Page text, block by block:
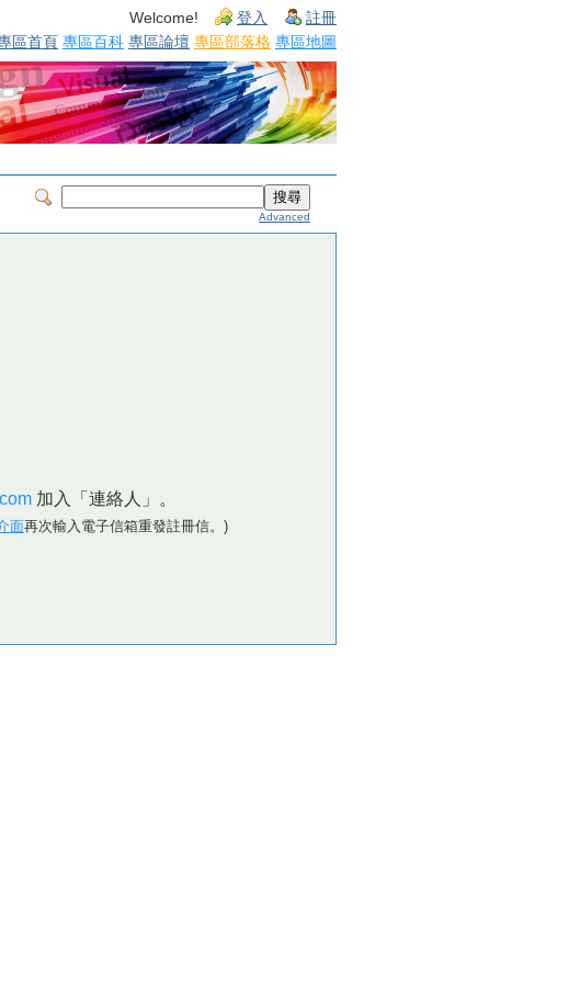
Welcome! 登入 註冊
區首頁 專區百科 專區論壇 專區部落格 專區地圖
Advanced
加入「連絡人」。
面再次輸入電子信箱重發註冊信。)